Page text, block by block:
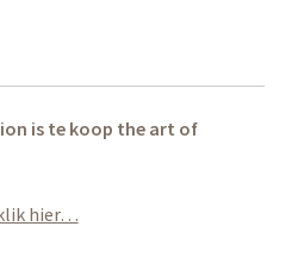
is te koop the art of
hier…